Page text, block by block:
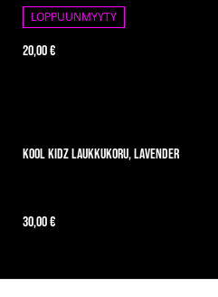
LOPPUUNMYYTY
20,00 €
Kool Kidz laukkukoru, lavender
30,00 €